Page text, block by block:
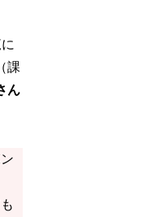
課
ん